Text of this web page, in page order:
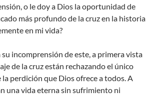
o le doy a Dios la oportunidad de
más profundo de la cruz en la historia
en mi vida?
su incomprensión de este, a primera vista
de la cruz están rechazando el único
la perdición que Dios ofrece a todos. A
una vida eterna sin sufrimiento ni